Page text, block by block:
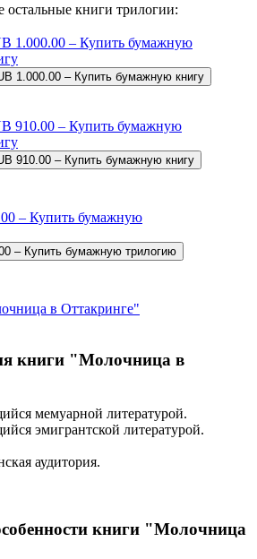
остальные книги трилогии:
1.000.00 – Купить бумажную
910.00 – Купить бумажную
– Купить бумажную
в Оттакринге"
книги "Молочница в
мемуарной литературой.
эмигрантской литературой.
аудитория.
книги "Молочница